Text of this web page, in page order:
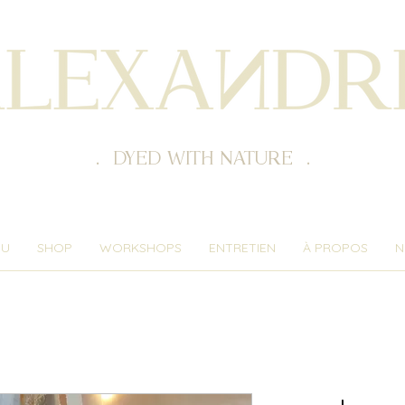
. DYED WITH NATURE .
SHOP WORKSHOPS ENTRETIEN À PROPOS